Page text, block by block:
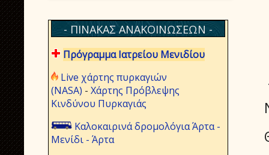
- ΠΙΝΑΚΑΣ ΑΝΑΚΟΙΝΩΣΕΩΝ -
Πρόγραμμα Ιατρείου Μενιδίου
Live χάρτης πυρκαγιών
(NASA) - Χάρτης Πρόβλεψης
Κινδύνου Πυρκαγιάς
Καλοκαιρινά δρομολόγια Άρτα -
Μενίδι - Άρτα